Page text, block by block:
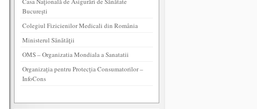
Bucureşti
Colegiul Fizicienilor Medicali din România
Ministerul Sănătăţii
OMS – Organizatia Mondiala a Sanatatii
Organizația pentru Protecția Consumatorilor –
InfoCons